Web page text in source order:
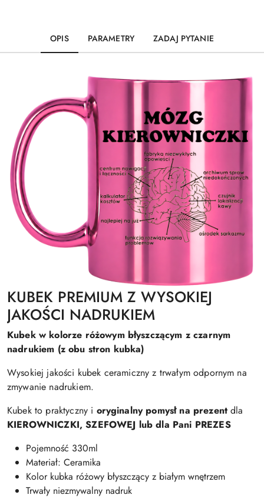
OPIS PARAMETRY ZADAJ PYTANIE
KUBEK PREMIUM Z WYSOKIEJ
JAKOŚCI NADRUKIEM
Kubek w kolorze różowym błyszczącym z czarnym
nadrukiem (z obu stron kubka)
Wysokiej jakości kubek ceramiczny z trwałym odpornym na
zmywanie nadrukiem.
Kubek to praktyczny i oryginalny pomysł na prezent dla
KIEROWNICZKI, SZEFOWEJ lub dla Pani PREZES
Pojemność 330ml
Materiał: Ceramika
Kolor kubka różowy błyszczący z białym wnętrzem
Trwały niezmywalny nadruk